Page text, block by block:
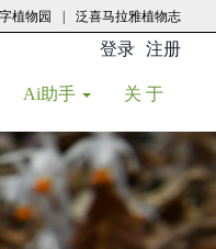
植物园 泛喜马拉雅植物志
登录 注册
Ai助手 关 于